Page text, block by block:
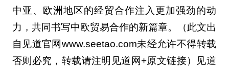
中亚、欧洲地区的经贸合作注入更加强劲的动
力，共同书写中欧贸易合作的新篇章。（此文出
自见道官网www.seetao.com未经允许不得转载
否则必究，转载请注明见道网+原文链接）见道